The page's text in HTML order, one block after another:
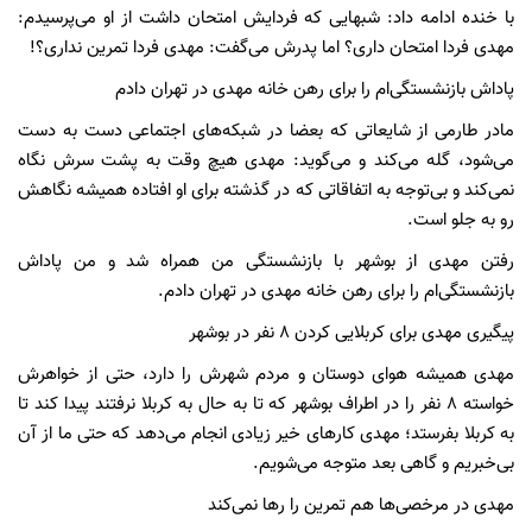
با خنده ادامه داد: شبهایی که فردایش امتحان داشت از او می‌پرسیدم:
مهدی فردا امتحان داری؟ اما پدرش می‌گفت: مهدی فردا تمرین نداری؟!
پاداش بازنشستگی‌ام را برای رهن خانه مهدی در تهران دادم
مادر طارمی از شایعاتی که بعضا در شبکه‌های اجتماعی دست به دست
می‌شود، گله می‌کند و می‌گوید: مهدی هیچ وقت به پشت سرش نگاه
نمی‌کند و بی‌توجه به اتفاقاتی که در گذشته برای او افتاده همیشه نگاهش
رو به جلو است.
رفتن مهدی از بوشهر با بازنشستگی من همراه شد و من پاداش
بازنشستگی‌ام را برای رهن خانه مهدی در تهران دادم.
پیگیری مهدی برای کربلایی کردن 8 نفر در بوشهر
مهدی همیشه هوای دوستان و مردم شهرش را دارد، حتی از خواهرش
خواسته ۸ نفر را در اطراف بوشهر که تا به حال به کربلا نرفتند پیدا کند تا
به کربلا بفرستد؛ مهدی کارهای خیر زیادی انجام می‌دهد که حتی ما از آن
بی‌خبریم و گاهی بعد متوجه می‌شویم.
مهدی در مرخصی‌ها هم تمرین را رها نمی‌کند